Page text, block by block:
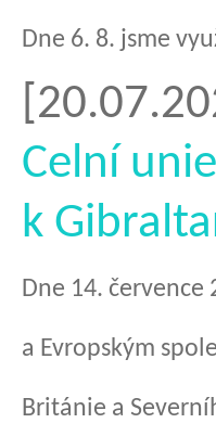
​Dne 6. 8. jsme
Celní
k
Dne 14.
a Evropským
Británie a